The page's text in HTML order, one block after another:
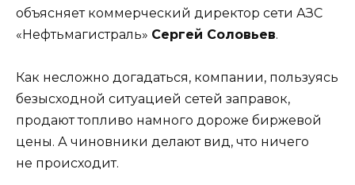
объясняет коммерческий директор сети АЗС
«Нефтьмагистраль» Сергей Соловьев.
Как несложно догадаться, компании, пользуясь
безысходной ситуацией сетей заправок,
продают топливо намного дороже биржевой
цены. А чиновники делают вид, что ничего
не происходит.